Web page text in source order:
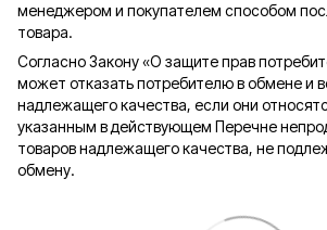
менеджером и покупателем способом
товара.
Согласно Закону «О защите прав
может отказать потребителю в обмене и
надлежащего качества, если они
указанным в действующем Перечне
товаров надлежащего качества, не
обмену.